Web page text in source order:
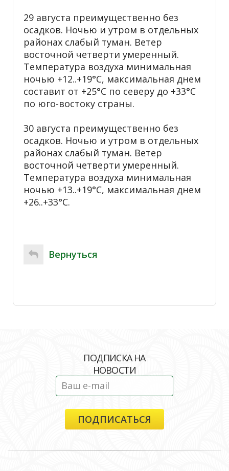
29 августа преимущественно без
осадков. Ночью и утром в отдельных
районах слабый туман. Ветер
восточной четверти умеренный.
Температура воздуха минимальная
ночью +12..+19°С, максимальная днем
составит от +25°С по северу до +33°С
по юго-востоку страны.
30 августа преимущественно без
осадков. Ночью и утром в отдельных
районах слабый туман. Ветер
восточной четверти умеренный.
Температура воздуха минимальная
ночью +13..+19°С, максимальная днем
+26..+33°С.
Вернуться
ПОДПИСКА НА
НОВОСТИ